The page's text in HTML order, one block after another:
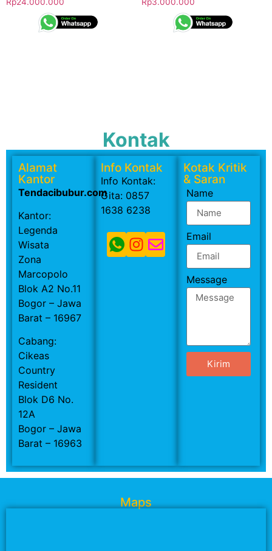
Kontak
Alamat
Kantor
Tendacibubur.com
Kantor:
Legenda
Wisata
Zona
Marcopolo
Blok A2 No.11
Bogor – Jawa
Barat – 16967
Cabang:
Cikeas
Country
Resident
Blok D6 No.
12A
Bogor – Jawa
Barat – 16963
Info Kontak
Info Kontak:
Gita: 0857
1638 6238
Kotak Kritik
& Saran
Name
Email
Message
Kirim
Maps